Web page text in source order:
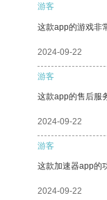
游客
这款app的游戏非
2024-09-22
游客
这款app的售后服
2024-09-22
游客
这款加速器app的
2024-09-22